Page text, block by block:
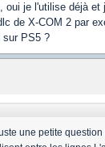
oui je l'utilise déjà
de X-COM 2 par
sur PS5 ?
une petite